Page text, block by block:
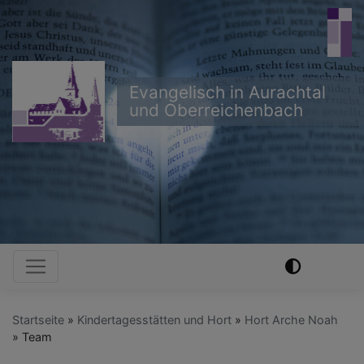
Direkt
zum
Inhalt
Evangelisch in Aurachtal
und Oberreichenbach
Hauptnavigation
Startseite Kindertagesstätten und Hort
Hort Arche Noah
Team